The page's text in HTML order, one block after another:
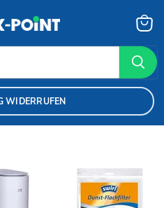
WIDERRUFEN